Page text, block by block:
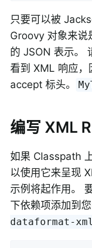
只要可以被
Groovy 对象来说
的 JSON 表示。
看到 XML 响应，
accept 标头。
编写 XML
如果 Classpath
以使用它来呈现
示例将起作用。
下依赖项添加到您
dataformat-xml